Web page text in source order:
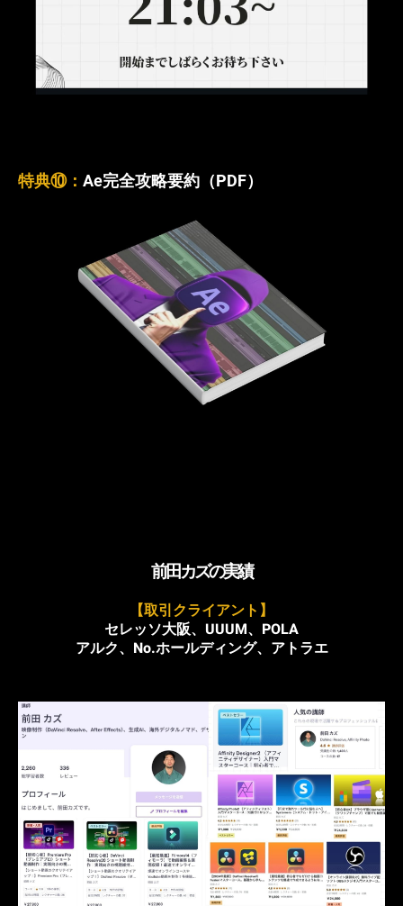
特典⑩： Ae完全攻略要約（PDF）
前田カズの実績
【取引クライアント】
セレッソ大阪、UUUM、POLA
アルク、No.ホールディング、アトラエ